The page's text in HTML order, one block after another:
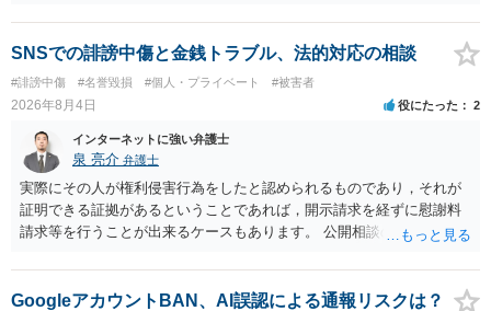
が生まれた日より五年以上前の日に生まれた者に限る。）は、一年以
下の拘禁刑又は五十万円以下の罰金に処する。 一 威迫し、偽計を用
い又は誘惑して面会を要求すること。 二 拒まれたにもかかわらず、
反復して面会を要求すること。 三 金銭その他の利益を供与し、又は
その申込み若しくは約束をして面会を要求すること。 2前項の罪を犯
し、よってわいせつの目的で当該十六歳未満の者と面会をした者は、
二年以下の拘禁刑又は百万円以下の罰金に処する。
SNSでの誹謗中傷と金銭トラブル、法的対応の相談
#誹謗中傷 #名誉毀損 #個人・プライベート #被害者
2026年8月4日 役にたった 2
インターネットに強い弁護士
泉 亮介 弁護士
実際にその人が権利侵害行為をしたと認められるものであり，それが
証明できる証拠があるということであれば，開示請求を経ずに慰謝料
請求等を行うことが出来るケースもあります。 公開相談の場では回答
に個別に相談されると良いでしょう。
GoogleアカウントBAN、AI誤認による通報リスクは？